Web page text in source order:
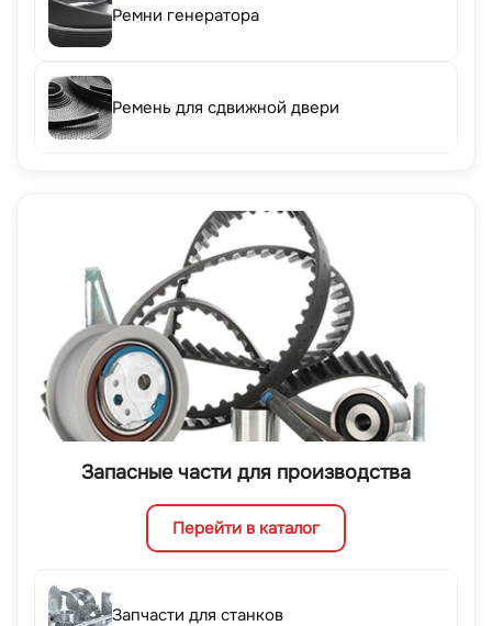
Ремни генератора
Ремень для сдвижной двери
Запасные части для производства
Перейти в каталог
Запчасти для станков